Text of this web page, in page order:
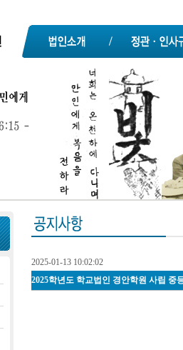
2025-01-13 10:02:02
2025학년도 학교법인 경안학원 사립 중